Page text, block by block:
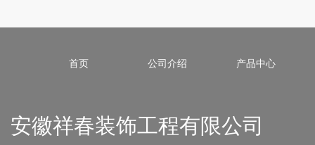
首页 公司介绍 产品中心
安徽祥春装饰工程有限公司